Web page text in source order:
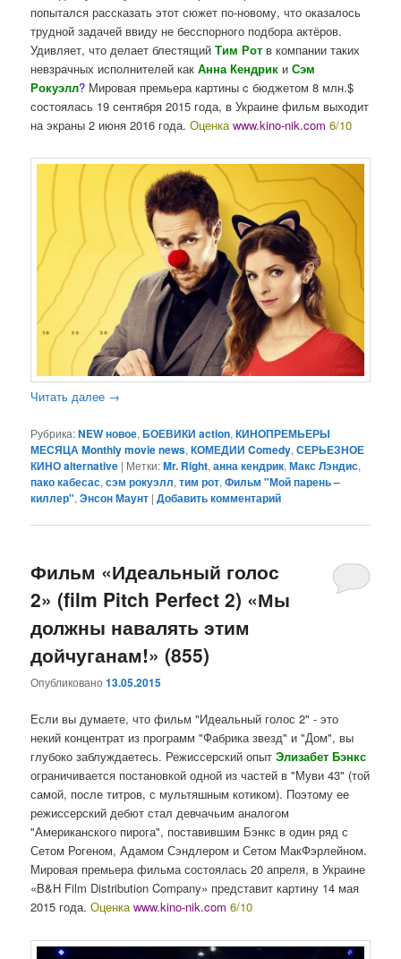
попытался рассказать этот сюжет по-новому, что оказалось
трудной задачей ввиду не бесспорного подбора актёров.
Удивляет, что делает блестящийТим Рот в компании таких
невзрачных исполнителей какАнна Кендрик иСэм
Рокуэлл? Мировая премьера картины c бюджетом 8 млн.$
состоялась 19 сентября 2015 года, в Украине фильм выходит
на экраны 2 июня 2016 года. Оценкаwww.kino-nik.com6/10
Читать далее →
Рубрика:NEW новое,БОЕВИКИ action,КИНОПРЕМЬЕРЫ
МЕСЯЦА Monthly movie news,КОМЕДИИ Comedy,СЕРЬЕЗНОЕ
КИНО alternative | Метки:Mr. Right,анна кендрик,Макс Лэндис,
пако кабесас,сэм рокуэлл,тим рот,Фильм "Мой парень –
киллер",Энсон Маунт |Добавить комментарий
Фильм «Идеальный голос
2» (film Pitch Perfect 2) «Мы
должны навалять этим
дойчуганам!» (855)
Опубликовано13.05.2015
Если вы думаете, что фильм "Идеальный голос 2" - это
некий концентрат из программ "Фабрика звезд" и "Дом", вы
глубоко заблуждаетесь. Режиссерский опытЭлизабет Бэнкс
ограничивается постановкой одной из частей в "Муви 43" (той
самой, после титров, с мультяшным котиком). Поэтому ее
режиссерский дебют стал девчачьим аналогом
"Американского пирога", поставившим Бэнкс в один ряд с
Сетом Рогеном, Адамом Сэндлером и Сетом МакФэрлейном.
Мировая премьера фильма состоялась 20 апреля, в Украине
«B&H Film Distribution Company» представит картину 14 мая
2015 года. Оценкаwww.kino-nik.com6/10